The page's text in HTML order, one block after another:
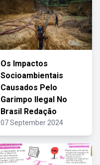
Os Impactos
Socioambientais
Causados Pelo
Garimpo Ilegal No
Brasil Redação
07 September 2024